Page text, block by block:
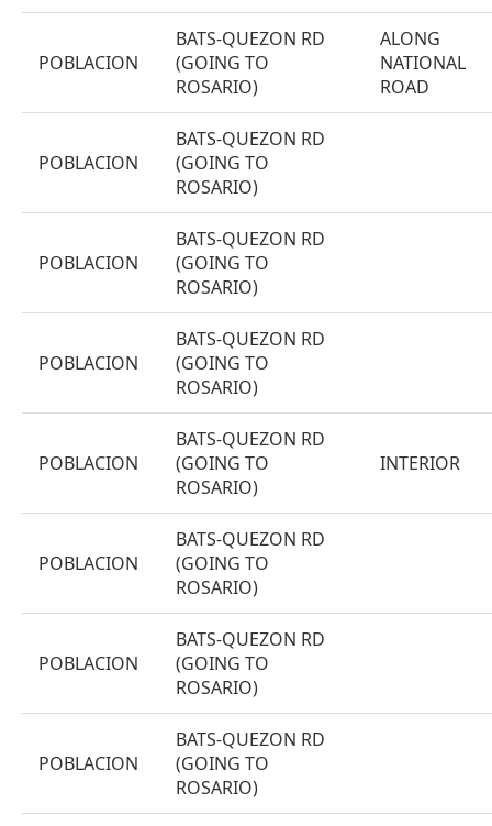
POBLACION
BATS-QUEZON RD
(GOING TO
ROSARIO)
ALONG
NATIONAL
ROAD
POBLACION
BATS-QUEZON RD
(GOING TO
ROSARIO)
POBLACION
BATS-QUEZON RD
(GOING TO
ROSARIO)
POBLACION
BATS-QUEZON RD
(GOING TO
ROSARIO)
POBLACION
BATS-QUEZON RD
(GOING TO
ROSARIO)
INTERIOR
POBLACION
BATS-QUEZON RD
(GOING TO
ROSARIO)
POBLACION
BATS-QUEZON RD
(GOING TO
ROSARIO)
POBLACION
BATS-QUEZON RD
(GOING TO
ROSARIO)